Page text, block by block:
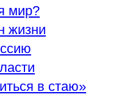
мир?
жизни
в стаю»